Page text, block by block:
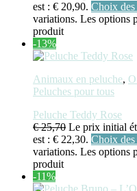
est : € 20,90. Choix
variations. Les options
produit
-13%
Animaux en peluche,
Peluches pour tous
Peluche Teddy Rose
€25,70 Le prix initial
est : € 22,30. Choix
variations. Les options
produit
-11%